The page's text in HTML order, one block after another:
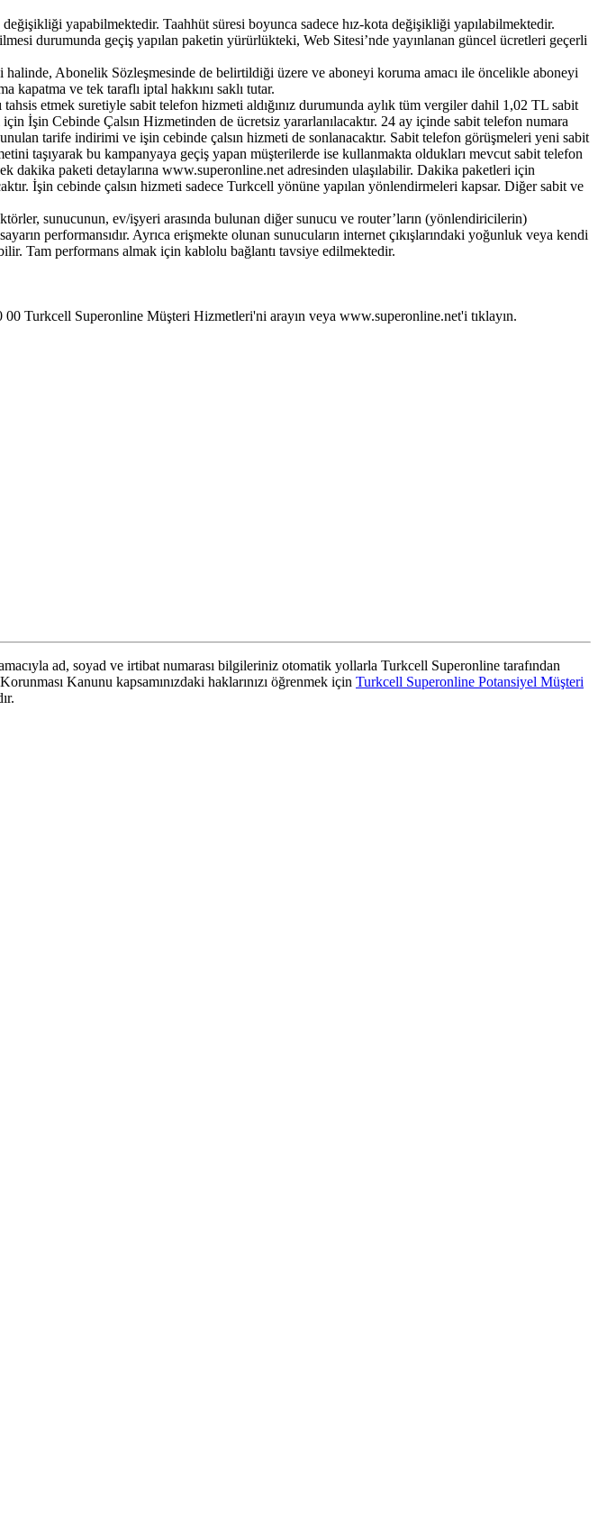
yapabilmektedir. Taahhüt süresi boyunca sadece hız-kota değişikliği yapılabilmektedir.
durumunda geçiş yapılan paketin yürürlükteki, Web Sitesi’nde yayınlanan güncel ücretleri geçerli
Abonelik Sözleşmesinde de belirtildiği üzere ve aboneyi koruma amacı ile öncelikle aboneyi
kapatma ve tek taraflı iptal hakkını saklı tutar.
etmek suretiyle sabit telefon hizmeti aldığınız durumunda aylık tüm vergiler dahil 1,02 TL sabit
İşin Cebinde Çalsın Hizmetinden de ücretsiz yararlanılacaktır. 24 ay içinde sabit telefon numara
tarife indirimi ve işin cebinde çalsın hizmeti de sonlanacaktır. Sabit telefon görüşmeleri yeni sabit
taşıyarak bu kampanyaya geçiş yapan müşterilerde ise kullanmakta oldukları mevcut sabit telefon
dakika paketi detaylarına www.superonline.net adresinden ulaşılabilir. Dakika paketleri için
İşin cebinde çalsın hizmeti sadece Turkcell yönüne yapılan yönlendirmeleri kapsar. Diğer sabit ve
sunucunun, ev/işyeri arasında bulunan diğer sunucu ve router’ların (yönlendiricilerin)
performansıdır. Ayrıca erişmekte olunan sunucuların internet çıkışlarındaki yoğunluk veya kendi
Tam performans almak için kablolu bağlantı tavsiye edilmektedir.
Turkcell Superonline Müşteri Hizmetleri'ni arayın veya www.superonline.net'i tıklayın.
ad, soyad ve irtibat numarası bilgileriniz otomatik yollarla Turkcell Superonline tarafından
Kanunu kapsamınızdaki haklarınızı öğrenmek için Turkcell Superonline Potansiyel Müşteri